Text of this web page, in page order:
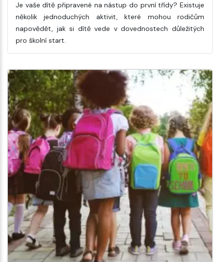
Je vaše dítě připravené na nástup do první třídy? Existuje
několik jednoduchých aktivit, které mohou rodičům
napovědět, jak si dítě vede v dovednostech důležitých
pro školní start.